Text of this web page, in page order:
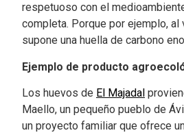
respetuoso con el
completa. Porque por ejemplo, al
supone una huella de carbono
Ejemplo de producto
Los huevos de El Majadal
Maello, un pequeño pueblo de
un proyecto familiar que ofrece